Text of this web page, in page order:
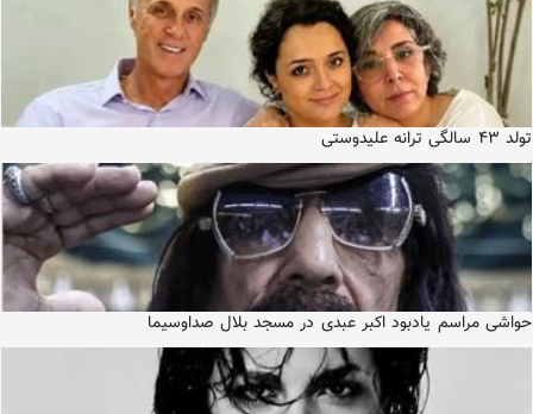
تولد ۴۳ سالگی ترانه علیدوستی
حواشی مراسم یادبود اکبر عبدی در مسجد بلال صداوسیما